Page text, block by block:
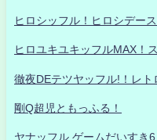
ヒロシッフル！ヒロシデー
ヒロユキユキッフルMAX！
徹夜DEテツヤッフル!！レト
剛Q超児ともっふる！
ヤナッフル ゲームだいすき